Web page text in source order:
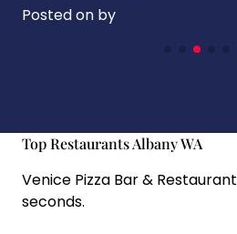
Posted on by
Top Restaurants Albany WA
Venice Pizza Bar & Restaurant
seconds.